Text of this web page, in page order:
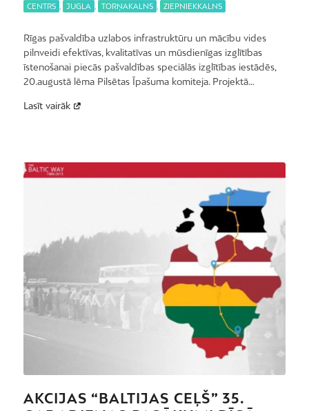
CENTRS JUGLA TORŅAKALNS ZIEPNIEKKALNS
Rīgas pašvaldība uzlabos infrastruktūru un mācību vides
pilnveidi efektīvas, kvalitatīvas un mūsdienīgas izglītības
īstenošanai piecās pašvaldības speciālās izglītības iestādēs,
20.augustā lēma Pilsētas Īpašuma komiteja. Projektā…
Lasīt vairāk
AKCIJAS “BALTIJAS CEĻŠ” 35.